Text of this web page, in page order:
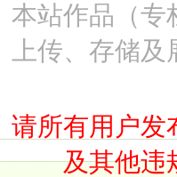
本站作品（专
上传、存储
请所有用户发
及其他违